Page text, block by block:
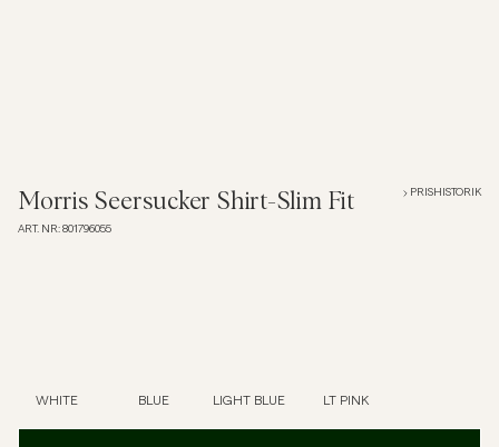
Skjortor
T-shirts
Morris Seersucker Shirt-Slim Fit
ART. NR: 801796055
PRISHISTORIK
WHITE BLUE LIGHT BLUE LT PINK